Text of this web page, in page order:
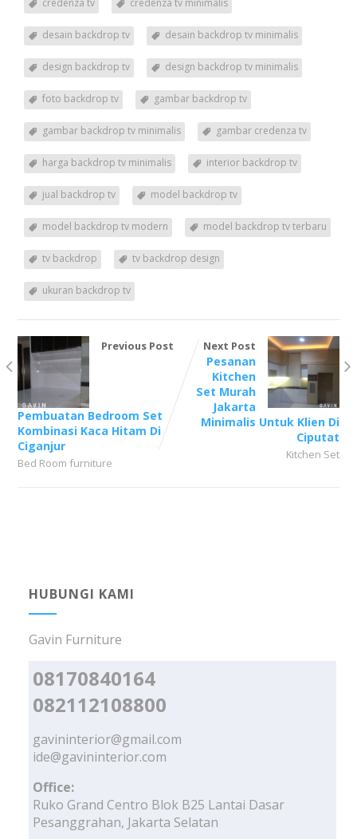
credenza tv credenza tv minimalis
desain backdrop tv desain backdrop tv minimalis
design backdrop tv design backdrop tv minimalis
foto backdrop tv gambar backdrop tv
gambar backdrop tv minimalis gambar credenza tv
harga backdrop tv minimalis interior backdrop tv
jual backdrop tv model backdrop tv
model backdrop tv modern model backdrop tv terbaru
tv backdrop tv backdrop design
ukuran backdrop tv
Previous Post
Pembuatan Bedroom Set
Kombinasi Kaca Hitam Di
Ciganjur
Bed Room furniture
Next Post
Pesanan
Kitchen
Set Murah
Jakarta
Minimalis Untuk Klien Di
Ciputat
Kitchen Set
HUBUNGI KAMI
Gavin Furniture
08170840164
082112108800
gavininterior@gmail.com
ide@gavininterior.com
Office:
Ruko Grand Centro Blok B25 Lantai Dasar
Pesanggrahan, Jakarta Selatan